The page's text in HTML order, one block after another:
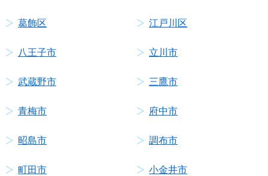
葛飾区 江戸川区
八王子市 立川市
武蔵野市 三鷹市
青梅市 府中市
昭島市 調布市
町田市 小金井市